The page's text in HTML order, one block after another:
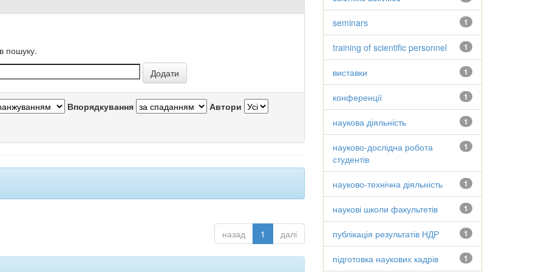
пошуку.
Впорядкування Автори
назад 1 далі
1
seminars
1
training of scientific personnel
1
виставки
1
конференції
1
наукова діяльність
1
науково-дослідна робота
студентів
1
науково-технічна діяльність
1
наукові школи факультетів
1
публікація результатів НДР
1
підготовка наукових кадрів